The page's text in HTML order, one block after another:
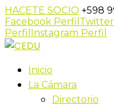
HACETE SOCIO +598
Facebook Perfil
Perfil Instagram Perfil
Inicio
La Cámara
Directorio